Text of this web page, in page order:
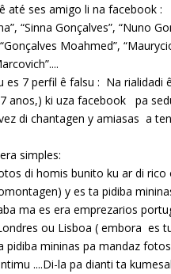
até ses amigo li na facebook :
“Sinna Gonçalves”, “Nuno
Moahmed”,
es 7 perfil ê falsu : Na rialidadi
anos,) ki uza facebook pa
di chantagen y amiasas a
simples:
di homis bunito ku ar di
y es ta pidiba
ma es era emprezarios
ou Lisboa ( embora es
pidiba mininas pa mandaz
....Di-la pa dianti ta